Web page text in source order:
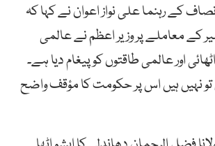
کے رہنما علی نواز اعوان نے کہا کہ
کے معاملے پر وزیر اعظم نے عالمی
اور عالمی طاقتوں کو پیغام دیا ہے۔
نہیں ہیں اس پر حکومت کا مؤقف واضح